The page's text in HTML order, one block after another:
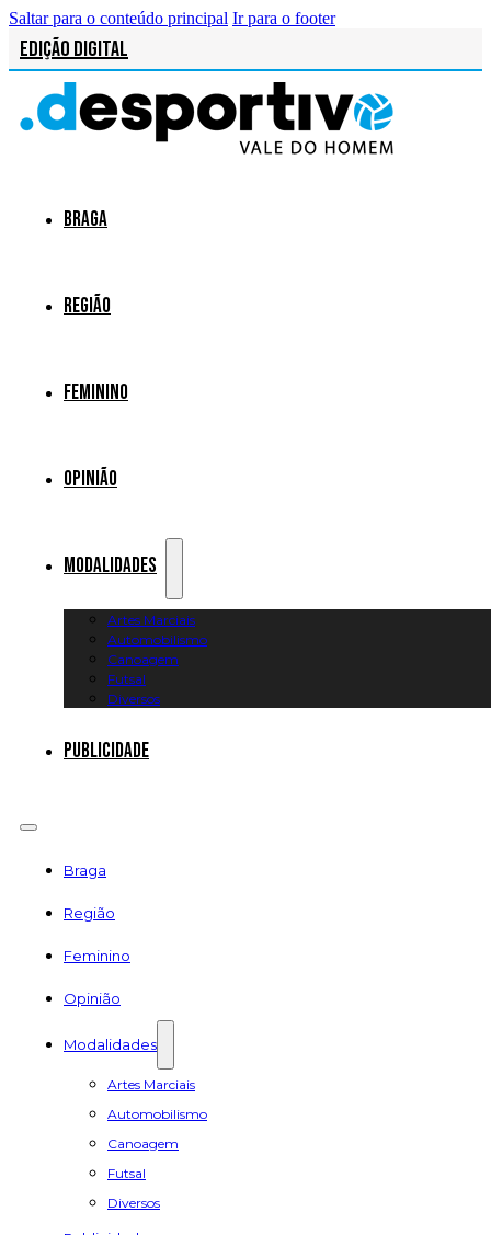
Saltar para o conteúdo principal Ir para o footer
Edição Digital
Braga
Região
Feminino
Opinião
Modalidades
Artes Marciais
Automobilismo
Canoagem
Futsal
Diversos
Publicidade
Braga
Região
Feminino
Opinião
Modalidades
Artes Marciais
Automobilismo
Canoagem
Futsal
Diversos